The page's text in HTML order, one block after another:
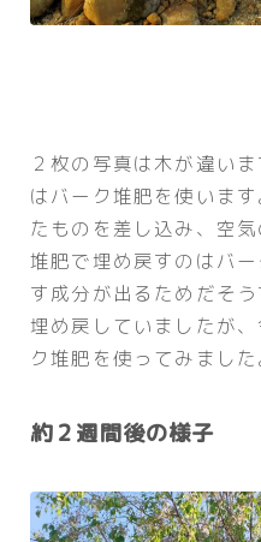
２枚の写真は木が違い
はバーク堆肥を使いま
たものを差し込み、空
堆肥で埋め戻すのはバ
す成分が出るためだそ
埋め戻していましたが
ク堆肥を使ってみました
約２週間後の様子